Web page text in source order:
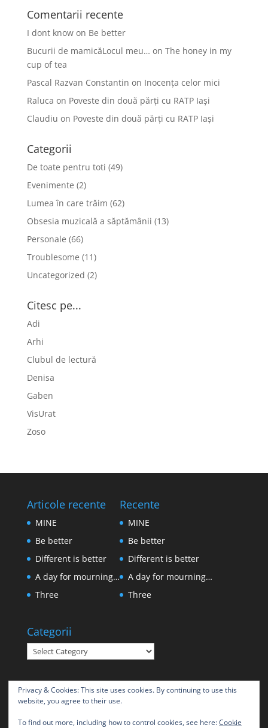
Comentarii recente
I dont knowon Be better
Bucurii de mamicăLocul meu… on The honey in my
cup of tea
Pascal Razvan Constantin on Inocența celor mici
Raluca on Poveste din două părți cu RATP Iași
Claudiu on Poveste din două părți cu RATP Iași
Categorii
De toate pentru toti (49)
Evenimente (2)
Lumea în care trăim (62)
Obsesia muzicală a săptămânii (13)
Personale (66)
Troublesome (11)
Uncategorized (2)
Citesc pe...
Adi
Arhi
Clubul de lectură
Denisa
Gaben
VisUrat
Zoso
Articole recente
MINE
Be better
Different is better
A day for mourning…
Three
Recente
MINE
Be better
Different is better
A day for mourning…
Three
Categorii
Categorii
Privacy & Cookies: This site uses cookies. By continuing to use this
website, you agree to their use.
To find out more, including how to control cookies, see here:Cookie